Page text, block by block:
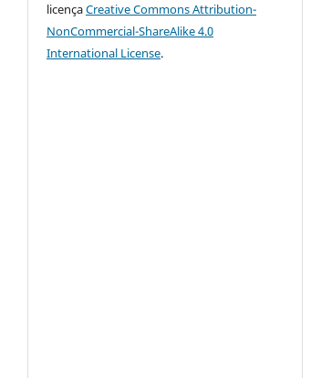
licençaCreative Commons Attribution-
NonCommercial-ShareAlike 4.0
International License.